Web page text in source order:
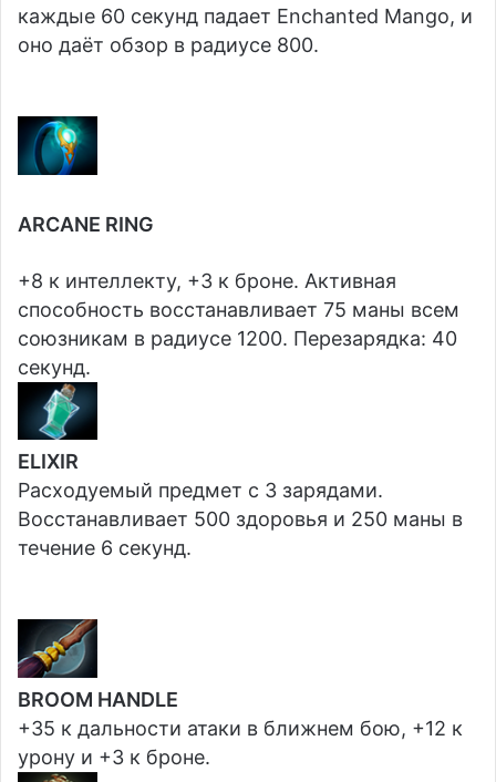
каждые 60 секунд падает Enchanted Mango, и
оно даёт обзор в радиусе 800.
ARCANE RING
+8 к интеллекту, +3 к броне. Активная
способность восстанавливает 75 маны всем
союзникам в радиусе 1200. Перезарядка: 40
секунд.
ELIXIR
Расходуемый предмет с 3 зарядами.
Восстанавливает 500 здоровья и 250 маны в
течение 6 секунд.
BROOM HANDLE
+35 к дальности атаки в ближнем бою, +12 к
урону и +3 к броне.